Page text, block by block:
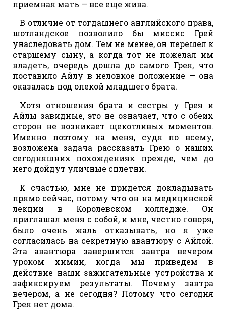
приемная мать — все еще жива.
В отличие от тогдашнего английского права,
шотландское позволило бы миссис Грей
унаследовать дом. Тем не менее, он перешел к
старшему сыну, а когда тот не пожелал им
владеть, очередь дошла до самого Грея, что
поставило Айлу в неловкое положение — она
оказалась под опекой младшего брата.
Хотя отношения брата и сестры у Грея и
Айлы завидные, это не означает, что с обеих
сторон не возникает щекотливых моментов.
Именно поэтому на меня, судя по всему,
возложена задача рассказать Грею о наших
сегодняшних похождениях прежде, чем до
него дойдут уличные сплетни.
К счастью, мне не придется докладывать
прямо сейчас, потому что он на медицинской
лекции в Королевском колледже. Он
приглашал меня с собой, и мне, честно говоря,
было очень жаль отказывать, но я уже
согласилась на секретную авантюру с Айлой.
Эта авантюра завершится завтра вечером
уроком химии, когда мы приведем в
действие наши зажигательные устройства и
зафиксируем результаты. Почему завтра
вечером, а не сегодня? Потому что сегодня
Грея нет дома.